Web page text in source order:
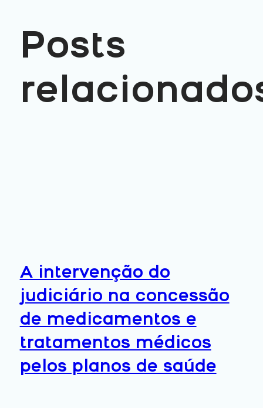
Posts
A intervenção do
judiciário na concessão
de medicamentos e
tratamentos médicos
pelos planos de saúde